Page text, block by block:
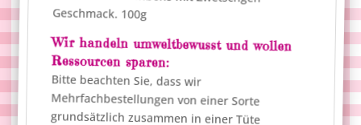
Geschmack. 100g
Wir handeln umweltbewusst und wollen
Ressourcen sparen:
Bitte beachten Sie, dass wir
Mehrfachbestellungen von einer Sorte
grundsätzlich zusammen in einer Tüte